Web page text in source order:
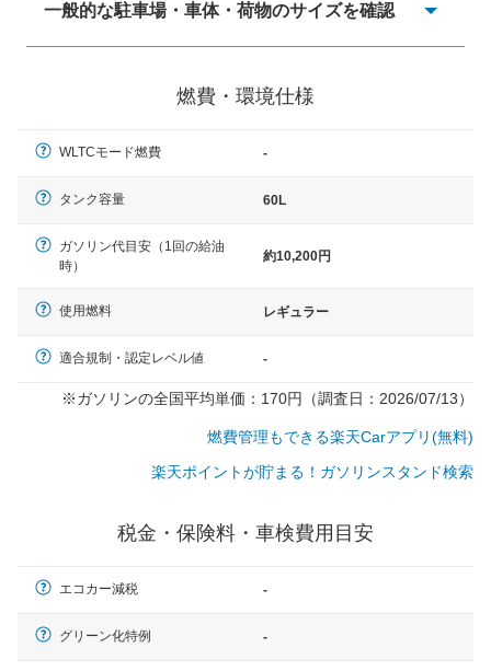
一般的な駐車場・車体・荷物のサイズを確認
× 長さ 5,000mm 車路幅 5,000mmというサイズが標準値
一般的な車体のサイズの目安
燃費・環境仕様
WLTCモード燃費 -
タンク容量 60L
ガソリン代目安（1回の給油
時）
約10,200円
使用燃料 レギュラー
適合規制・認定レベル値 -
※ガソリンの全国平均単価：170円（調査日：2026/07/13）
燃費管理もできる楽天Carアプリ(無料)
楽天ポイントが貯まる！ガソリンスタンド検索
税金・保険料・車検費用目安
エコカー減税 -
グリーン化特例 -